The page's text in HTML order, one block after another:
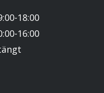
18:00
16:00